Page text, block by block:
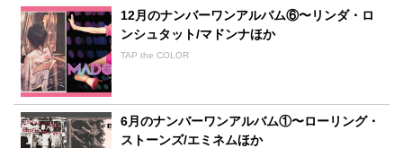
12月のナンバーワンアルバム⑥〜リンダ・ロ
ンシュタット/マドンナほか
TAP the COLOR
6月のナンバーワンアルバム①〜ローリング・
ストーンズ/エミネムほか